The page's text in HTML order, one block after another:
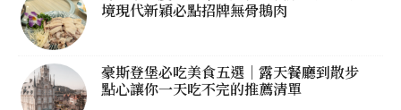
境現代新穎必點招牌無骨鵝肉
豪斯登堡必吃美食五選｜露天餐廳到散步
點心讓你一天吃不完的推薦清單